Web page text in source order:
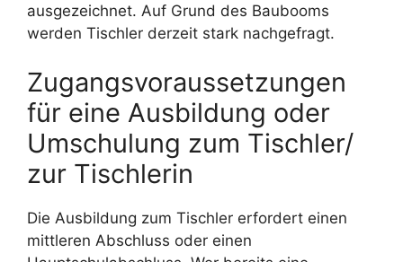
ausgezeichnet. Auf Grund des Baubooms
werden Tischler derzeit stark nachgefragt.
Zugangsvoraussetzungen
für eine Ausbildung oder
Umschulung zum Tischler/
zur Tischlerin
Die Ausbildung zum Tischler erfordert einen
mittleren Abschluss oder einen